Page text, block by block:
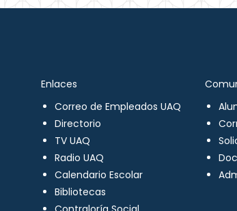
Enlaces
Correo de Empleados UAQ
Directorio
TV UAQ
Radio UAQ
Calendario Escolar
Bibliotecas